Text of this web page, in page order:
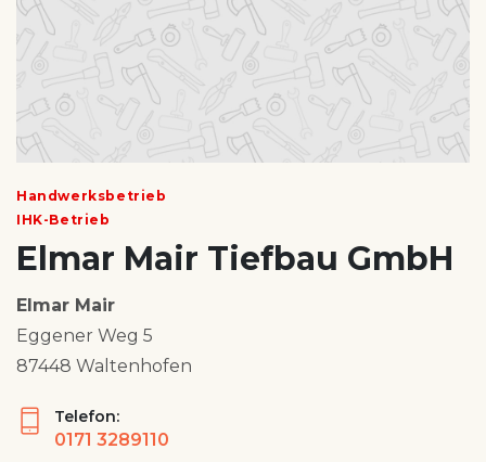
Handwerksbetrieb
IHK-Betrieb
Elmar Mair Tiefbau GmbH
Elmar Mair
Eggener Weg 5
87448 Waltenhofen
Telefon:
0171 3289110